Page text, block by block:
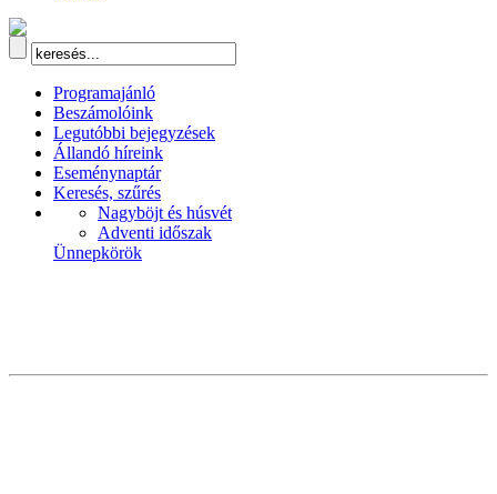
Programajánló
Beszámolóink
Legutóbbi bejegyzések
Állandó híreink
Eseménynaptár
Keresés, szűrés
Nagyböjt és húsvét
Adventi időszak
Ünnepkörök